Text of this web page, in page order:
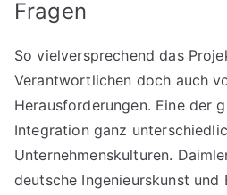
Fragen
So vielversprechend das
Verantwortlichen doch auch
Herausforderungen. Eine der
Integration ganz
Unternehmenskulturen.
deutsche Ingenieurskunst und